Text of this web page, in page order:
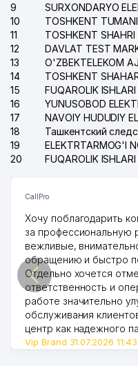
9
10
11
12
13
O'ZBEKTELEKOM AJ
14
15
16
17
18
19
20
CallPro
Хочу поблагодарить
за профессиональную
вежливые,
обращению и быстро
Отдельно хочется
ответственность и
работе значительно
обслуживания
центр как надежного
Vip Brand 31.07.2026